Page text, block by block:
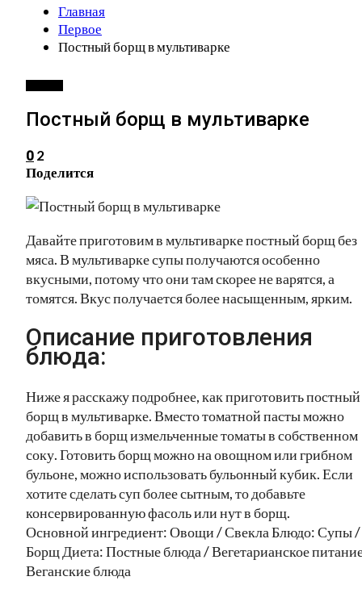
Главная
Первое
Постный борщ в мультиварке
Постный борщ в мультиварке
0 2
Поделится
Давайте приготовим в мультиварке постный борщ без
мяса. В мультиварке супы получаются особенно
вкусными, потому что они там скорее не варятся, а
томятся. Вкус получается более насыщенным, ярким.
Описание приготовления
блюда:
Ниже я расскажу подробнее, как приготовить постный
борщ в мультиварке. Вместо томатной пасты можно
добавить в борщ измельченные томаты в собственном
соку. Готовить борщ можно на овощном или грибном
бульоне, можно использовать бульонный кубик. Если
хотите сделать суп более сытным, то добавьте
консервированную фасоль или нут в борщ.
Основной ингредиент: Овощи / Свекла Блюдо: Супы /
Борщ Диета: Постные блюда / Вегетарианское
Веганские блюда